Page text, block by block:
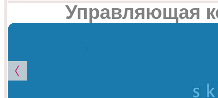
Управляющая